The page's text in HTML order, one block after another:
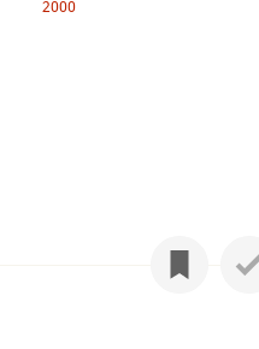
2000